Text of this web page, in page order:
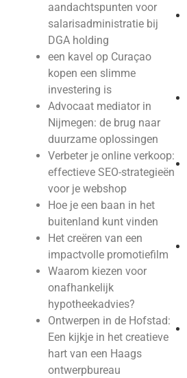
aandachtspunten voor
salarisadministratie bij
DGA holding
een kavel op Curaçao
kopen een slimme
investering is
Advocaat mediator in
Nijmegen: de brug naar
duurzame oplossingen
Verbeter je online verkoop:
effectieve SEO-strategieën
voor je webshop
Hoe je een baan in het
buitenland kunt vinden
Het creëren van een
impactvolle promotiefilm
Waarom kiezen voor
onafhankelijk
hypotheekadvies?
Ontwerpen in de Hofstad:
Een kijkje in het creatieve
hart van een Haags
ontwerpbureau